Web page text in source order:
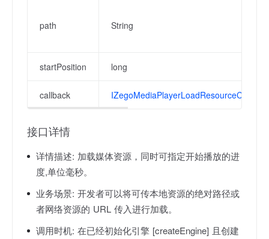
path String
startPosition long
callback IZegoMediaPlayerLoadResourceCallback
接口详情
详情描述: 加载媒体资源，同时可指定开始播放的进
度,单位毫秒。
业务场景: 开发者可以将可传本地资源的绝对路径或
者网络资源的 URL 传入进行加载。
调用时机: 在已经初始化引擎 [createEngine] 且创建